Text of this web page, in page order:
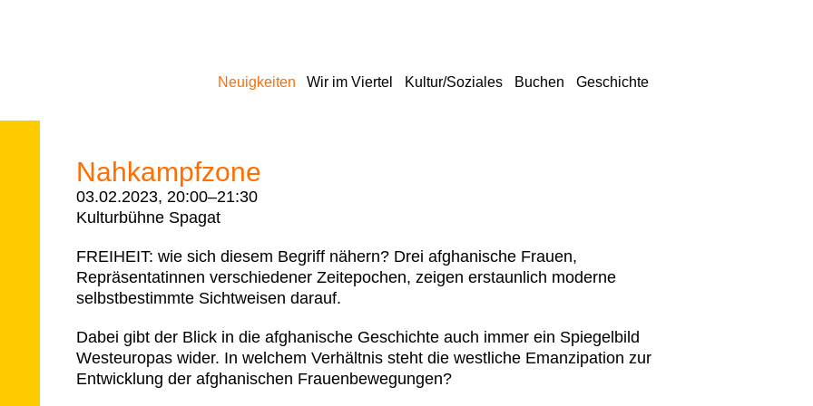
Neuigkeiten Wir im Viertel Kultur/Soziales Buchen Geschichte
Nahkampfzone
03.02.2023, 20:00–21:30
Kulturbühne Spagat
FREIHEIT: wie sich diesem Begriff nähern? Drei afghanische Frauen,
Repräsentatinnen verschiedener Zeitepochen, zeigen erstaunlich moderne
selbstbestimmte Sichtweisen darauf.
Dabei gibt der Blick in die afghanische Geschichte auch immer ein Spiegelbild
Westeuropas wider. In welchem Verhältnis steht die westliche Emanzipation zur
Entwicklung der afghanischen Frauenbewegungen?